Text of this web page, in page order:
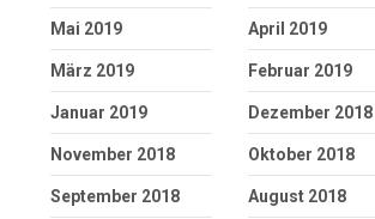
Mai 2019 April 2019
März 2019 Februar 2019
Januar 2019 Dezember 2018
November 2018 Oktober 2018
September 2018 August 2018